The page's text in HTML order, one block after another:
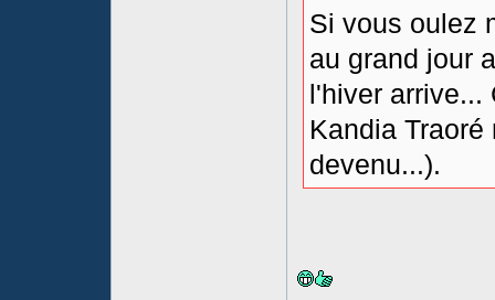
Si vous oulez
au grand jour
l'hiver arrive...
Kandia
devenu...).